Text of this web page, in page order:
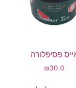
פסיפלורה
₪30.0